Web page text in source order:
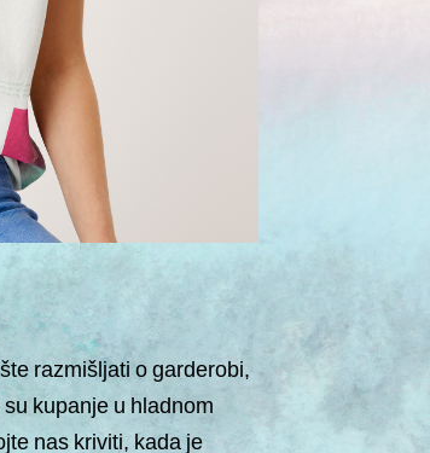
razmišljati o garderobi,
kupanje u hladnom
nas kriviti, kada je